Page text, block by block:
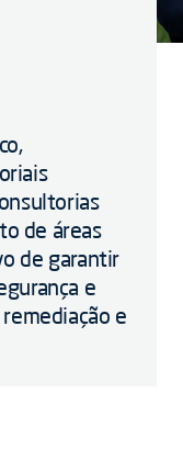
de áreas
de garantir
e
e